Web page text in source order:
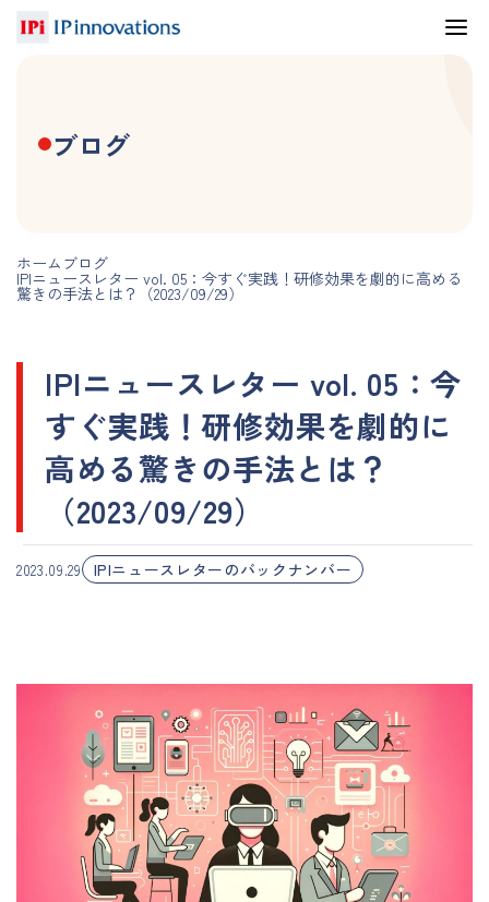
ブログ
ホーム ブログ
IPIニュースレター vol. 05：今すぐ実践！研修効果を劇的に高める
驚きの手法とは？（2023/09/29）
IPIニュースレター vol. 05：今
すぐ実践！研修効果を劇的に
高める驚きの手法とは？
（2023/09/29）
2023.09.29 IPIニュースレターのバックナンバー